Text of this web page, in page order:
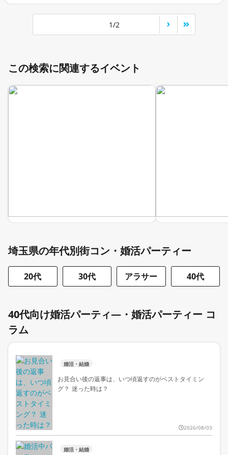
1/2
この検索に関連するイベント
埼玉県の年代別街コン・婚活パーティー
20代 30代 アラサー 40代
40代向け婚活パーティ―・婚活パーティー コ
ラム
婚活・結婚
お見合い後の返事は、いつ頃返すのがベストタイミン
グ？ 迷った時は？
2026/08/03
婚活・結婚